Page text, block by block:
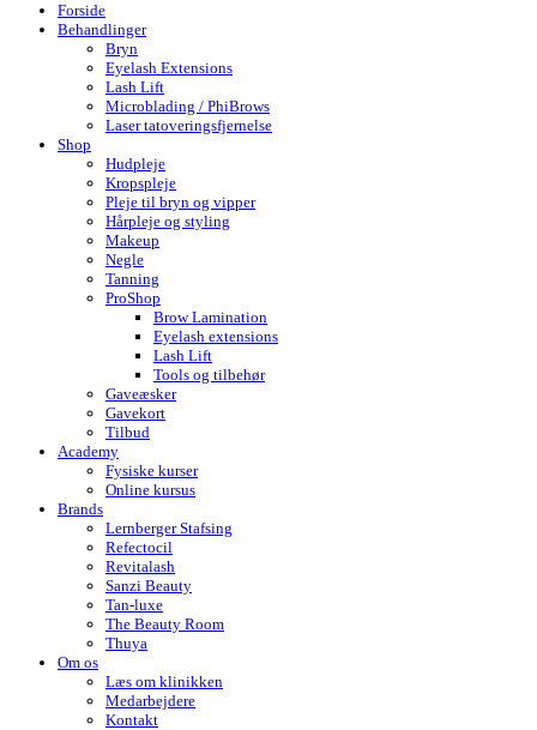
Forside
Behandlinger
Bryn
Eyelash Extensions
Lash Lift
Microblading / PhiBrows
Laser tatoveringsfjernelse
Shop
Hudpleje
Kropspleje
Pleje til bryn og vipper
Hårpleje og styling
Makeup
Negle
Tanning
ProShop
Brow Lamination
Eyelash extensions
Lash Lift
Tools og tilbehør
Gaveæsker
Gavekort
Tilbud
Academy
Fysiske kurser
Online kursus
Brands
Lernberger Stafsing
Refectocil
Revitalash
Sanzi Beauty
Tan-luxe
The Beauty Room
Thuya
Om os
Læs om klinikken
Medarbejdere
Kontakt